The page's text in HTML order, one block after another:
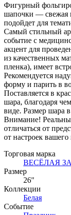
Фигурный
шапочки — свежая
подойдет для
Самый стильный
событие с
акцент для
из качественных
пленка), имеет
Рекомендуется
форму и парить в
Поставляется в
шара, благодаря
виде. Размер шара
Внимание!
отличаться от
от настроек
Торговая марка
ВЕСЁЛАЯ
Размер
26"
Коллекции
Белая
Событие